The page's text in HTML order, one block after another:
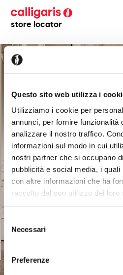
Questo sito web utilizza i
Utilizziamo i cookie per
annunci, per fornire funzionalità
analizzare il nostro traffico.
informazioni sul modo in cui
nostri partner che si occupano
pubblicità e social media, i
con altre informazioni che ha
raccolto dal suo utilizzo dei loro
Selezione
del
consenso
Necessari
Preferenze
store locator